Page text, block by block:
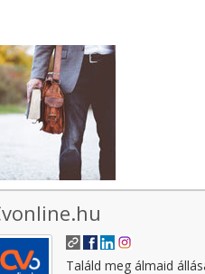
Találd meg álmaid